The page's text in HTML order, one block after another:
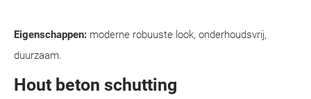
Eigenschappen: moderne robuuste look, onderhoudsvrij,
duurzaam.
Hout beton schutting